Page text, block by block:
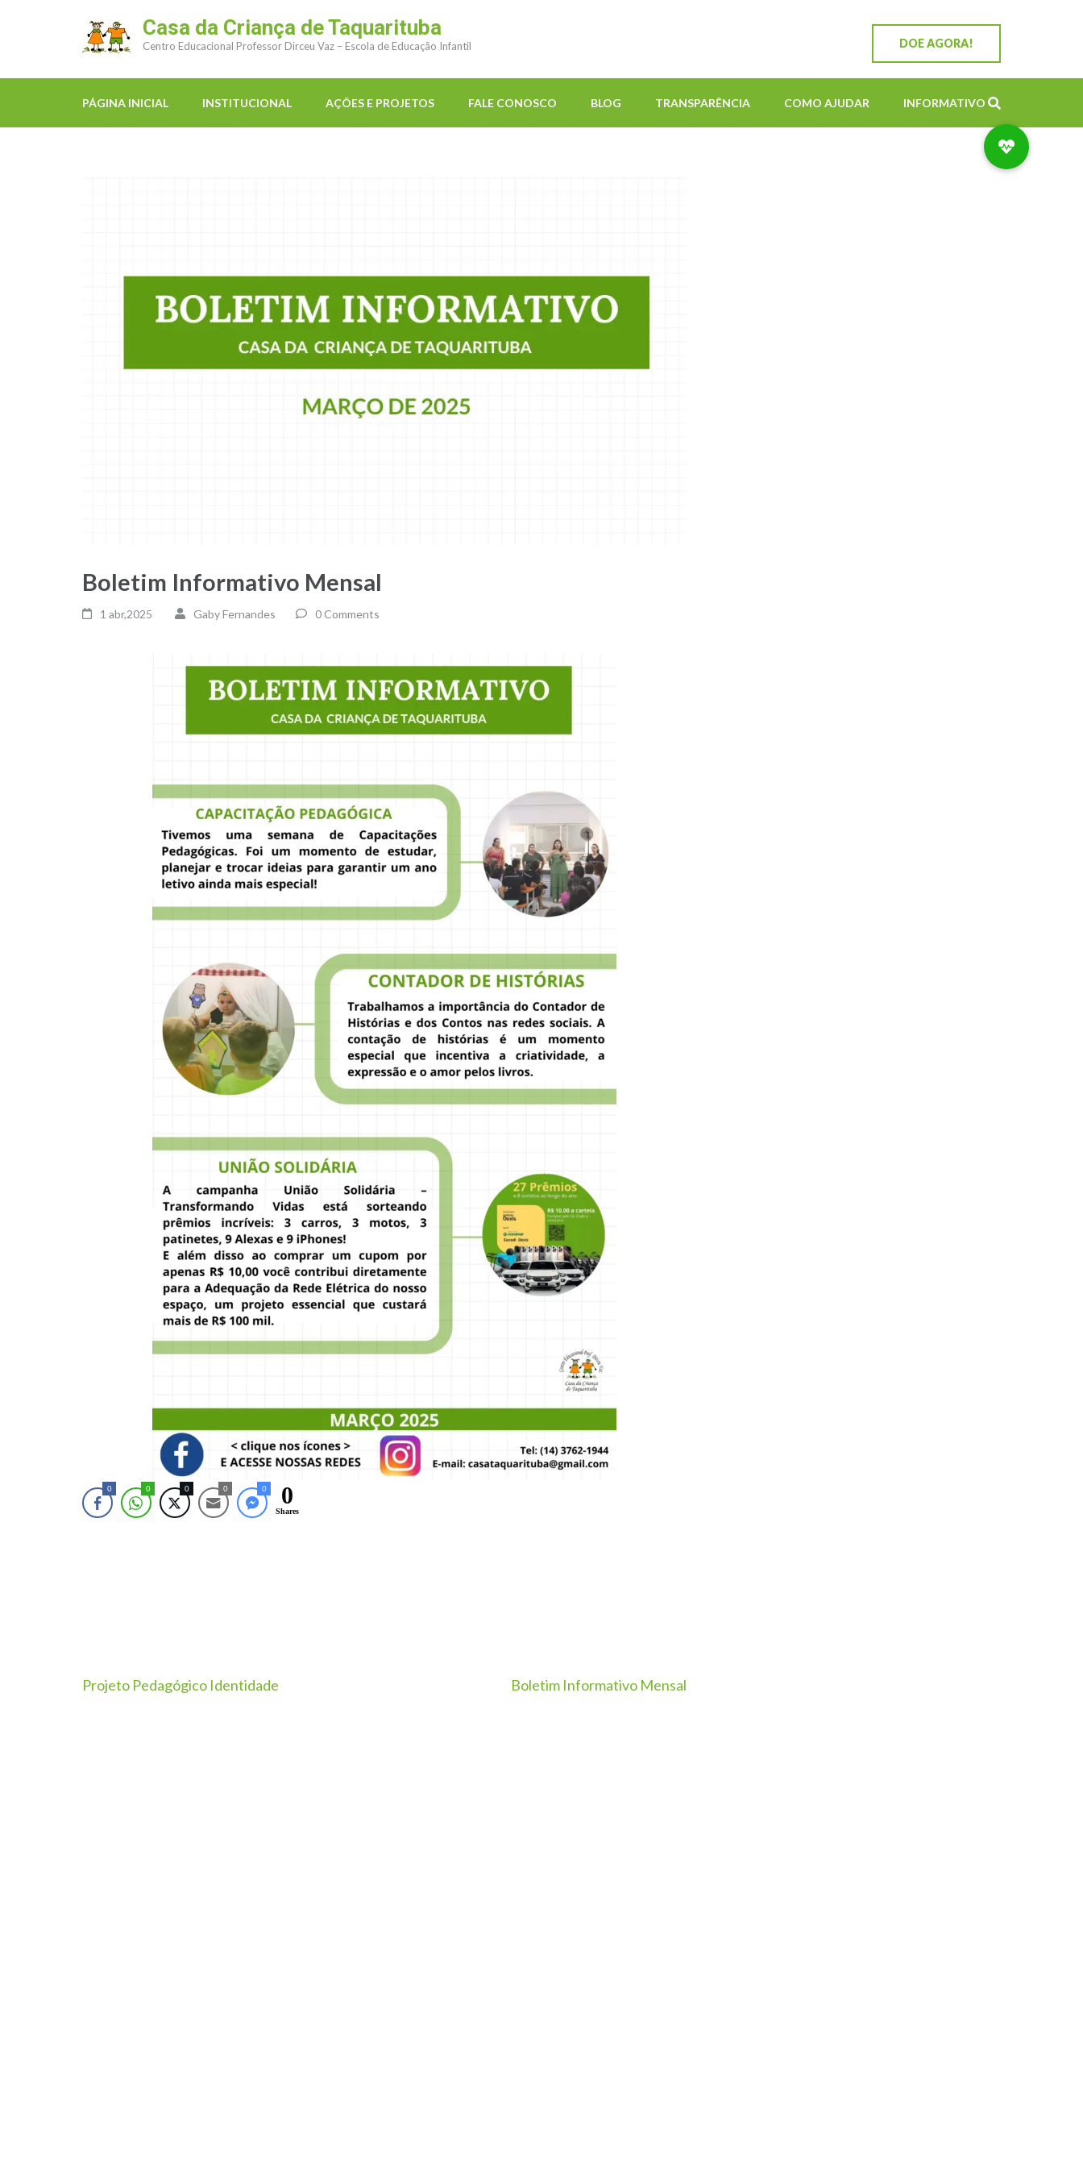
Casa da Criança de Taquarituba
Centro Educacional Professor Dirceu Vaz – Escola de Educação Infantil DOE AGORA!
PÁGINA INICIAL INSTITUCIONAL AÇÕES E PROJETOS FALE CONOSCO BLOG TRANSPARÊNCIA COMO AJUDAR INFORMATIVO
Boletim Informativo Mensal
1 abr,2025 Gaby Fernandes 0 Comments
0 0 0 0 0 0
Shares
Projeto Pedagógico Identidade Boletim Informativo Mensal